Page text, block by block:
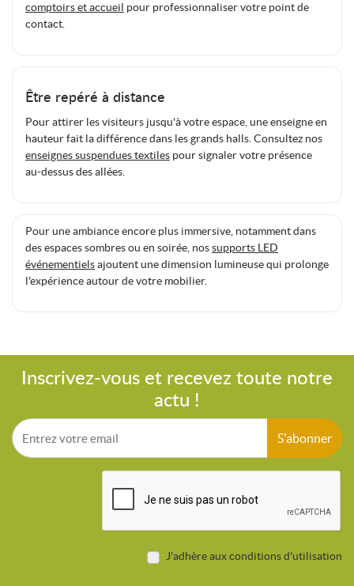
comptoirs et accueil pour professionnaliser votre point de
contact.
Être repéré à distance
Pour attirer les visiteurs jusqu'à votre espace, une enseigne en
hauteur fait la différence dans les grands halls. Consultez nos
enseignes suspendues textiles pour signaler votre présence
au-dessus des allées.
Pour une ambiance encore plus immersive, notamment dans
des espaces sombres ou en soirée, nossupports LED
événementielsajoutent une dimension lumineuse qui prolonge
l'expérience autour de votre mobilier.
Inscrivez-vous et recevez toute notre
actu !
S'abonner
J'adhère aux conditions d'utilisation